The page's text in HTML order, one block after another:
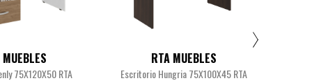
75X120X50 RTA
RTA MUEBLES
Escritorio Hungria 75X100X45 RTA